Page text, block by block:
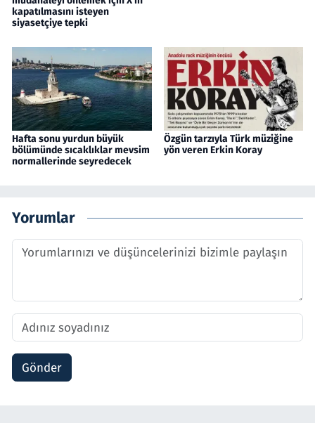
kapatılmasını isteyen
siyasetçiye tepki
Hafta sonu yurdun büyük
bölümünde sıcaklıklar mevsim
normallerinde seyredecek
Özgün tarzıyla Türk müziğine
yön veren Erkin Koray
Yorumlar
Gönder